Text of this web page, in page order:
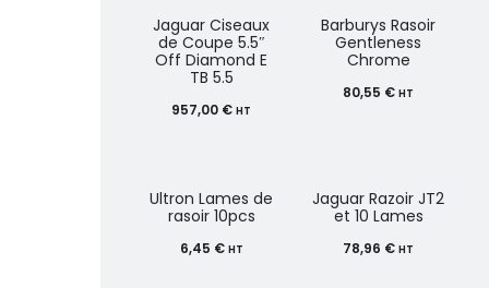
Jaguar Ciseaux
de Coupe 5.5″
Off Diamond E
TB 5.5
957,00 € HT
Barburys Rasoir
Gentleness
Chrome
80,55 € HT
Ultron Lames de
rasoir 10pcs
6,45 € HT
Jaguar Razoir JT2
et 10 Lames
78,96 € HT